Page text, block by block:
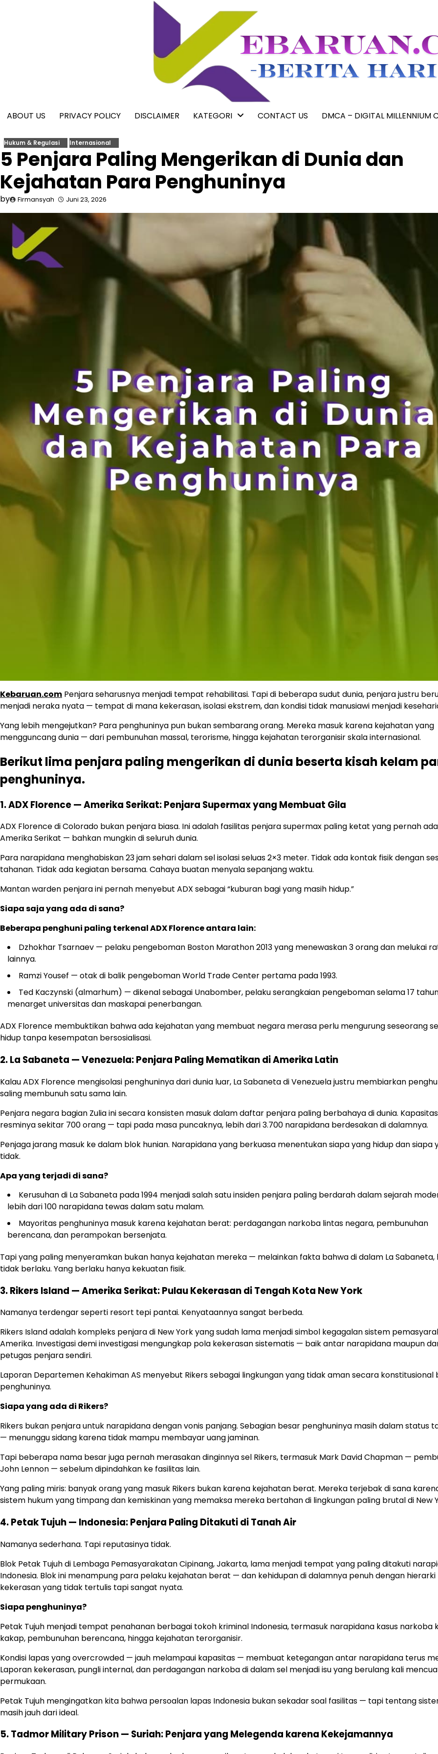
ABOUT US PRIVACY POLICY DISCLAIMER KATEGORI CONTACT US DMCA – DIGITAL MILLENNIUM
Hukum & Regulasi Internasional
5 Penjara Paling Mengerikan di Dunia dan
Kejahatan Para Penghuninya
by Firmansyah Juni 23, 2026
Kebaruan.com Penjara seharusnya menjadi tempat rehabilitasi. Tapi di beberapa sudut dunia, penjara justru
menjadi neraka nyata — tempat di mana kekerasan, isolasi ekstrem, dan kondisi tidak manusiawi menjadi
Yang lebih mengejutkan? Para penghuninya pun bukan sembarang orang. Mereka masuk karena kejahatan yang
mengguncang dunia — dari pembunuhan massal, terorisme, hingga kejahatan terorganisir skala internasional.
Berikut lima penjara paling mengerikan di dunia beserta kisah kelam
penghuninya.
1. ADX Florence — Amerika Serikat: Penjara Supermax yang Membuat Gila
ADX Florence di Colorado bukan penjara biasa. Ini adalah fasilitas penjara supermax paling ketat yang pernah
Amerika Serikat — bahkan mungkin di seluruh dunia.
Para narapidana menghabiskan 23 jam sehari dalam sel isolasi seluas 2×3 meter. Tidak ada kontak fisik dengan
tahanan. Tidak ada kegiatan bersama. Cahaya buatan menyala sepanjang waktu.
Mantan warden penjara ini pernah menyebut ADX sebagai “kuburan bagi yang masih hidup.”
Siapa saja yang ada di sana?
Beberapa penghuni paling terkenal ADX Florence antara lain:
Dzhokhar Tsarnaev — pelaku pengeboman Boston Marathon 2013 yang menewaskan 3 orang dan melukai
lainnya.
Ramzi Yousef — otak di balik pengeboman World Trade Center pertama pada 1993.
Ted Kaczynski (almarhum) — dikenal sebagai Unabomber, pelaku serangkaian pengeboman selama 17
menarget universitas dan maskapai penerbangan.
ADX Florence membuktikan bahwa ada kejahatan yang membuat negara merasa perlu mengurung seseorang
hidup tanpa kesempatan bersosialisasi.
2. La Sabaneta — Venezuela: Penjara Paling Mematikan di Amerika Latin
Kalau ADX Florence mengisolasi penghuninya dari dunia luar, La Sabaneta di Venezuela justru membiarkan
saling membunuh satu sama lain.
Penjara negara bagian Zulia ini secara konsisten masuk dalam daftar penjara paling berbahaya di dunia. Kapasitas
resminya sekitar 700 orang — tapi pada masa puncaknya, lebih dari 3.700 narapidana berdesakan di dalamnya.
Penjaga jarang masuk ke dalam blok hunian. Narapidana yang berkuasa menentukan siapa yang hidup dan siapa
tidak.
Apa yang terjadi di sana?
Kerusuhan di La Sabaneta pada 1994 menjadi salah satu insiden penjara paling berdarah dalam sejarah
lebih dari 100 narapidana tewas dalam satu malam.
Mayoritas penghuninya masuk karena kejahatan berat: perdagangan narkoba lintas negara, pembunuhan
berencana, dan perampokan bersenjata.
Tapi yang paling menyeramkan bukan hanya kejahatan mereka — melainkan fakta bahwa di dalam La Sabaneta,
tidak berlaku. Yang berlaku hanya kekuatan fisik.
3. Rikers Island — Amerika Serikat: Pulau Kekerasan di Tengah Kota New York
Namanya terdengar seperti resort tepi pantai. Kenyataannya sangat berbeda.
Rikers Island adalah kompleks penjara di New York yang sudah lama menjadi simbol kegagalan sistem
Amerika. Investigasi demi investigasi mengungkap pola kekerasan sistematis — baik antar narapidana maupun
petugas penjara sendiri.
Laporan Departemen Kehakiman AS menyebut Rikers sebagai lingkungan yang tidak aman secara konstitusional
penghuninya.
Siapa yang ada di Rikers?
Rikers bukan penjara untuk narapidana dengan vonis panjang. Sebagian besar penghuninya masih dalam status
— menunggu sidang karena tidak mampu membayar uang jaminan.
Tapi beberapa nama besar juga pernah merasakan dinginnya sel Rikers, termasuk Mark David Chapman —
John Lennon — sebelum dipindahkan ke fasilitas lain.
Yang paling miris: banyak orang yang masuk Rikers bukan karena kejahatan berat. Mereka terjebak di sana
sistem hukum yang timpang dan kemiskinan yang memaksa mereka bertahan di lingkungan paling brutal di New
4. Petak Tujuh — Indonesia: Penjara Paling Ditakuti di Tanah Air
Namanya sederhana. Tapi reputasinya tidak.
Blok Petak Tujuh di Lembaga Pemasyarakatan Cipinang, Jakarta, lama menjadi tempat yang paling ditakuti
Indonesia. Blok ini menampung para pelaku kejahatan berat — dan kehidupan di dalamnya penuh dengan hierarki
kekerasan yang tidak tertulis tapi sangat nyata.
Siapa penghuninya?
Petak Tujuh menjadi tempat penahanan berbagai tokoh kriminal Indonesia, termasuk narapidana kasus narkoba
kakap, pembunuhan berencana, hingga kejahatan terorganisir.
Kondisi lapas yang overcrowded — jauh melampaui kapasitas — membuat ketegangan antar narapidana terus
Laporan kekerasan, pungli internal, dan perdagangan narkoba di dalam sel menjadi isu yang berulang kali
permukaan.
Petak Tujuh mengingatkan kita bahwa persoalan lapas Indonesia bukan sekadar soal fasilitas — tapi tentang
masih jauh dari ideal.
5. Tadmor Military Prison — Suriah: Penjara yang Melegenda karena Kekejamannya